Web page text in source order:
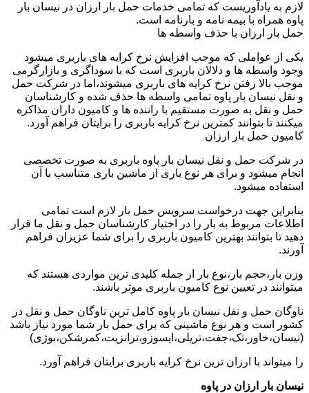
لازم به یادآوریست که تمامی خدمات حمل بار ارزان در نیسان بار
پاوه همراه با بیمه نامه و بارنامه است.
حمل بار ارزان با حذف واسطه ها
یکی از عواملی که موجب افزایش نرخ کرایه های باربری میشود
وجود واسطه ها و دلالان باربری است که با سوداگری و بازارگرمی
موجب بالا رفتن نرخ کرایه های باربری میشوند،اما در شرکت حمل
و نقل نیسان بار پاوه تمامی واسطه ها حذف شده و کارشناسان
حمل و نقل به صورت مستقیم با راننده ها و کامیون داران مذاکره
میکنند تا بتوانند کمترین نرخ کرایه باربری را برایتان فراهم آورد.
کامیون حمل بار ارزان
در شرکت حمل و نقل نیسان بار پاوه باربری به صورت تخصصی
انجام میشود و برای هر نوع باری از ماشین باری متناسب با آن
استفاده میشود.
بنابراین جهت درخواست سرویس حمل بار لازم است تمامی
اطلاعات مربوط به بار را در اختیار کارشناسان حمل و نقل ما قرار
دهید تا بتوانند بهترین کامیون باربری را برای شما عزیزان فراهم
آورند.
وزن بار،حجم بار،نوع بار از جمله کلیدی ترین مواردی هستند که
میتوانند در تعیین نوع کامیون باربری موثر باشند.
ناوگان حمل و نقل نیسان بار پاوه کامل ترین ناوگان حمل و نقل در
کشور است و هر نوع ماشینی که برای حمل بار شما مورد نیاز باشد
(نیسان،خاور،تک،جفت،تریلی،ایسوزو،ترانزیت،کمرشکن،بوژی)
را میتواند با ارزان ترین نرخ کرایه باربری برایتان فراهم آورد.
نیسان بار ارزان در پاوه